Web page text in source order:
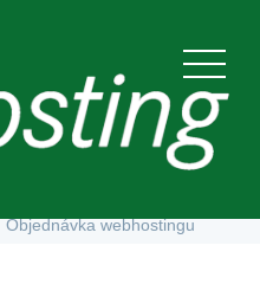
Objednávka webhostingu